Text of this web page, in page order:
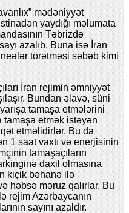
mədəniyyət
yaydığı məlumata
Təbrizdə
azalıb. Buna isə İran
törətməsi səbəb kimi
İran rejimin əmniyyət
Bundan əlavə, süni
tamaşa etmələrini
tamaşa etmək istəyən
etməlidirlər. Bu da
1 saat vaxtı və enerjisinin
tamaşaçıların
daxil olmasına
kiçik bəhanə ilə
həbsə məruz qalırlar. Bu
rejim Azərbaycanın
sayını azaldır.